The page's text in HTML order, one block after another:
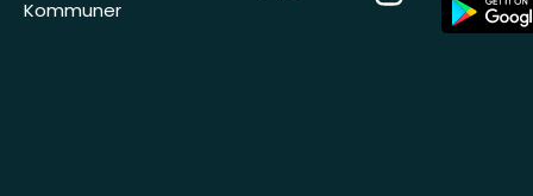
Kommuner
Store